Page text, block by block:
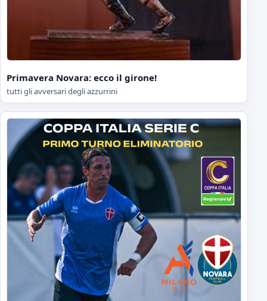
Primavera Novara: ecco il girone!
tutti gli avversari degli azzurrini